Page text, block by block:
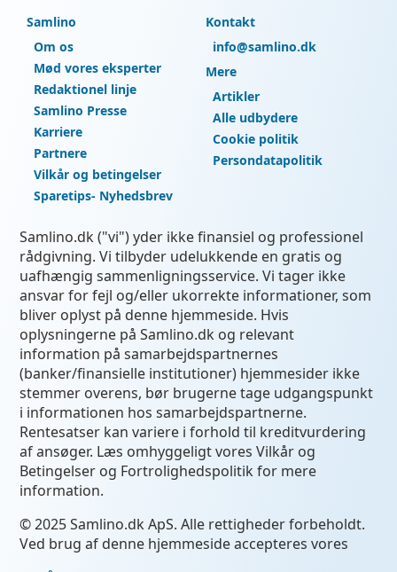
Samlino
Om os
Mød vores eksperter
Redaktionel linje
Samlino Presse
Karriere
Partnere
Vilkår og betingelser
Sparetips- Nyhedsbrev
Kontakt
info@samlino.dk
Mere
Artikler
Alle udbydere
Cookie politik
Persondatapolitik
Samlino.dk ("vi") yder ikke finansiel og professionel
rådgivning. Vi tilbyder udelukkende en gratis og
uafhængig sammenligningsservice. Vi tager ikke
ansvar for fejl og/eller ukorrekte informationer, som
bliver oplyst på denne hjemmeside. Hvis
oplysningerne på Samlino.dk og relevant
information på samarbejdspartnernes
(banker/finansielle institutioner) hjemmesider ikke
stemmer overens, bør brugerne tage udgangspunkt
i informationen hos samarbejdspartnerne.
Rentesatser kan variere i forhold til kreditvurdering
af ansøger. Læs omhyggeligt vores Vilkår og
Betingelser og Fortrolighedspolitik for mere
information.
© 2025 Samlino.dk ApS. Alle rettigheder forbeholdt.
Ved brug af denne hjemmeside accepteres vores